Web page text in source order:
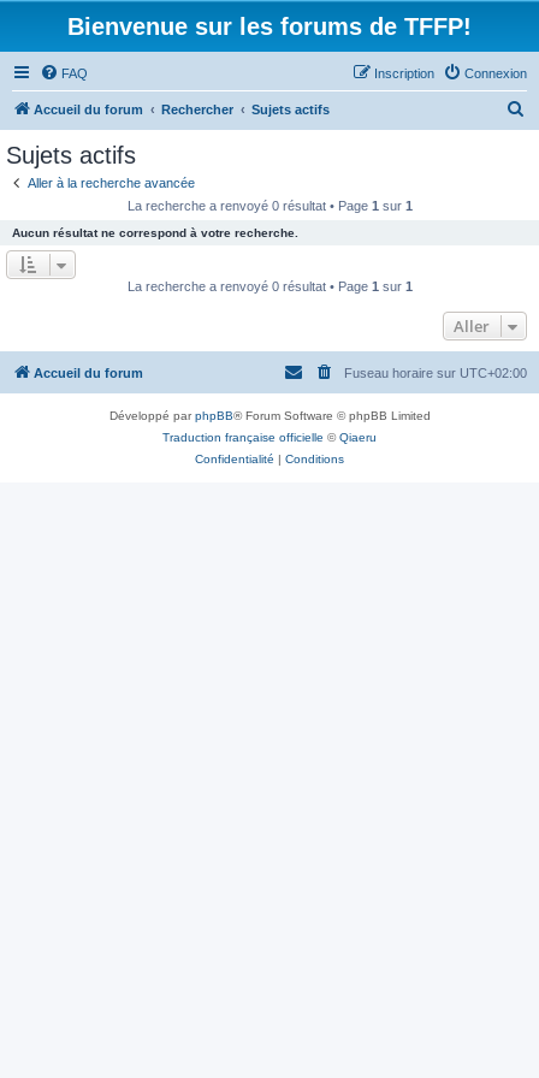
Bienvenue sur les forums de TFFP!
FAQ Connexion
Inscription
Accueil du forum Rechercher Sujets actifs
e
r
Sujets actifs
Aller à la recherche avancée
La recherche a renvoyé 0 résultat • Page 1 sur 1
Aucun résultat ne correspond à votre recherche.
La recherche a renvoyé 0 résultat • Page 1 sur 1
Aller
Accueil du forum Fuseau horaire sur UTC+02:00
Développé parphpBB® Forum Software © phpBB Limited
Traduction française officielle ©Qiaeru
Confidentialité | Conditions